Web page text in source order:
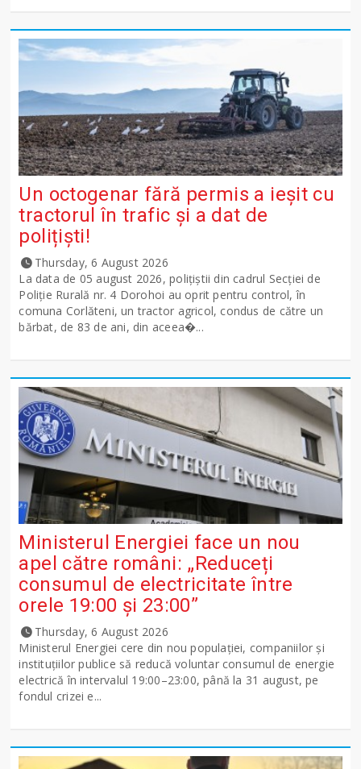
Un octogenar fără permis a ieșit cu
tractorul în trafic și a dat de
polițiști!
Thursday, 6 August 2026
La data de 05 august 2026, polițiștii din cadrul Secției de
Poliție Rurală nr. 4 Dorohoi au oprit pentru control, în
comuna Corlăteni, un tractor agricol, condus de către un
bărbat, de 83 de ani, din aceea�...
Ministerul Energiei face un nou
apel către români: „Reduceți
consumul de electricitate între
orele 19:00 și 23:00”
Thursday, 6 August 2026
Ministerul Energiei cere din nou populației, companiilor și
instituțiilor publice să reducă voluntar consumul de energie
electrică în intervalul 19:00–23:00, până la 31 august, pe
fondul crizei e...